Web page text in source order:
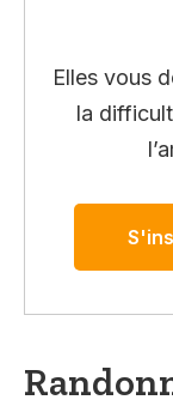
Elles vous
la